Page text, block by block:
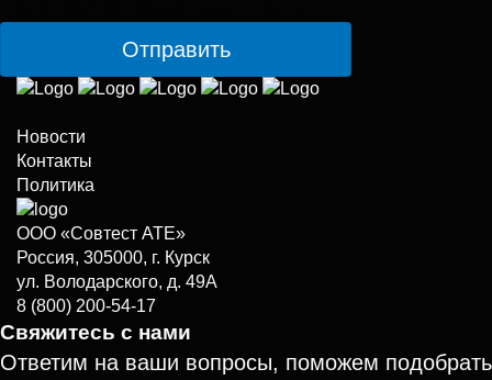
Новости
Контакты
Политика
ООО «Совтест АТЕ»
Россия, 305000, г. Курск
ул. Володарского, д. 49А
8 (800) 200-54-17
Свяжитесь с нами
Ответим на ваши вопросы, поможем подобрать